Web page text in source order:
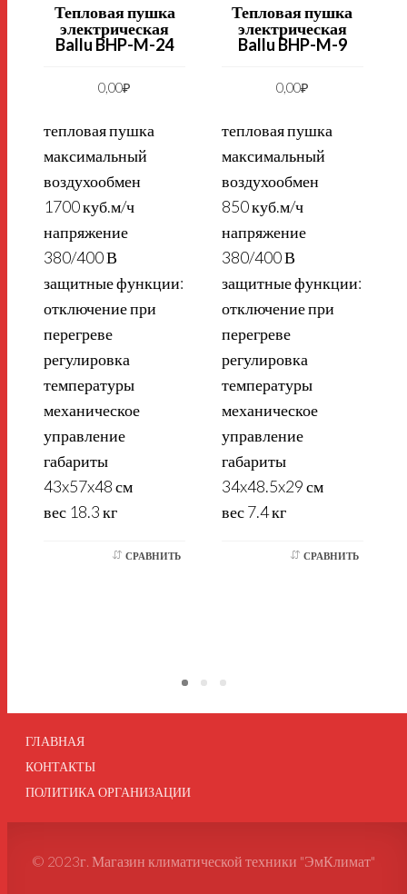
Тепловая пушка
электрическая
Ballu BHP-M-24
0,00₽
тепловая пушка
максимальный
воздухообмен
1700 куб.м/ч
напряжение
380/400 В
защитные функции:
отключение при
перегреве
регулировка
температуры
механическое
управление
габариты
43x57x48 см
вес 18.3 кг
СРАВНИТЬ
Тепловая пушка
электрическая
Ballu BHP-M-9
0,00₽
тепловая пушка
максимальный
воздухообмен
850 куб.м/ч
напряжение
380/400 В
защитные функции:
отключение при
перегреве
регулировка
температуры
механическое
управление
габариты
34x48.5x29 см
вес 7.4 кг
СРАВНИТЬ
ГЛАВНАЯ
КОНТАКТЫ
ПОЛИТИКА ОРГАНИЗАЦИИ
© 2023г. Магазин климатической техники "ЭмКлимат"